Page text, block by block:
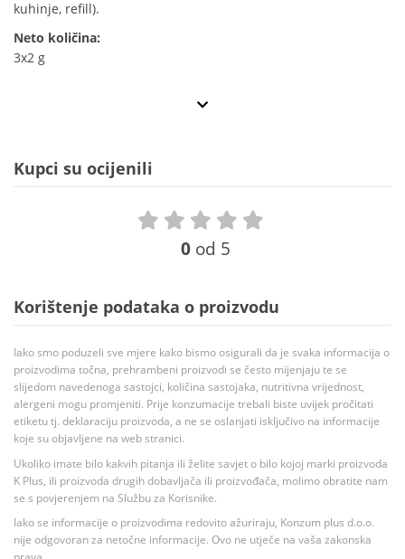
kuhinje, refill).
Neto količina:
3x2 g
Kupci su ocijenili
0 od 5
Korištenje podataka o proizvodu
Iako smo poduzeli sve mjere kako bismo osigurali da je svaka informacija o
proizvodima točna, prehrambeni proizvodi se često mijenjaju te se
slijedom navedenoga sastojci, količina sastojaka, nutritivna vrijednost,
alergeni mogu promjeniti. Prije konzumacije trebali biste uvijek pročitati
etiketu tj. deklaraciju proizvoda, a ne se oslanjati isključivo na informacije
koje su objavljene na web stranici.
Ukoliko imate bilo kakvih pitanja ili želite savjet o bilo kojoj marki proizvoda
K Plus, ili proizvoda drugih dobavljača ili proizvođača, molimo obratite nam
se s povjerenjem na Službu za Korisnike.
Iako se informacije o proizvodima redovito ažuriraju, Konzum plus d.o.o.
nije odgovoran za netočne informacije. Ovo ne utječe na vaša zakonska